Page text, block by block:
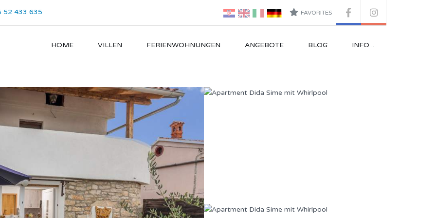
FAVORITES
52 433 635
HOME VILLEN FERIENWOHNUNGEN ANGEBOTE BLOG INFO ..